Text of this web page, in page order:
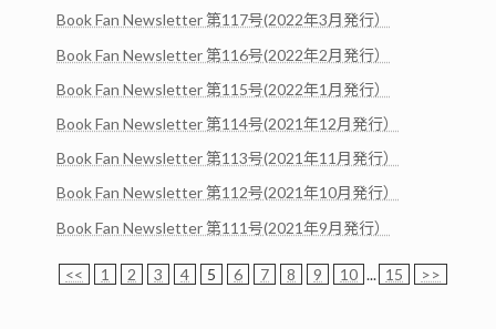
Book Fan Newsletter 第117号(2022年3月発行）
Book Fan Newsletter 第116号(2022年2月発行）
Book Fan Newsletter 第115号(2022年1月発行）
Book Fan Newsletter 第114号(2021年12月発行）
Book Fan Newsletter 第113号(2021年11月発行）
Book Fan Newsletter 第112号(2021年10月発行）
Book Fan Newsletter 第111号(2021年9月発行）
<< 1 2 3 4 5 6 7 8 9 10 ... 15 >>